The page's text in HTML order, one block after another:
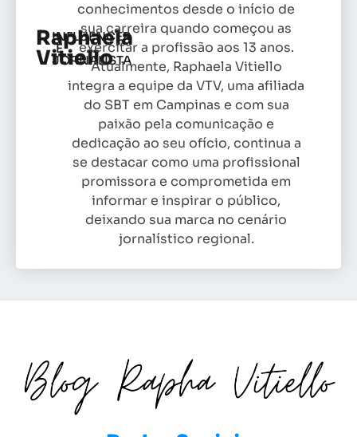
Raphaela
Vitiello
INFLUENCER
E
JORNALISTA
conhecimentos desde o início de
sua carreira quando começou as
exercitar a profissão aos 13 anos.
Atualmente, Raphaela Vitiello
integra a equipe da VTV, uma afiliada
do SBT em Campinas e com sua
paixão pela comunicação e
dedicação ao seu ofício, continua a
se destacar como uma profissional
promissora e comprometida em
informar e inspirar o público,
deixando sua marca no cenário
jornalístico regional.